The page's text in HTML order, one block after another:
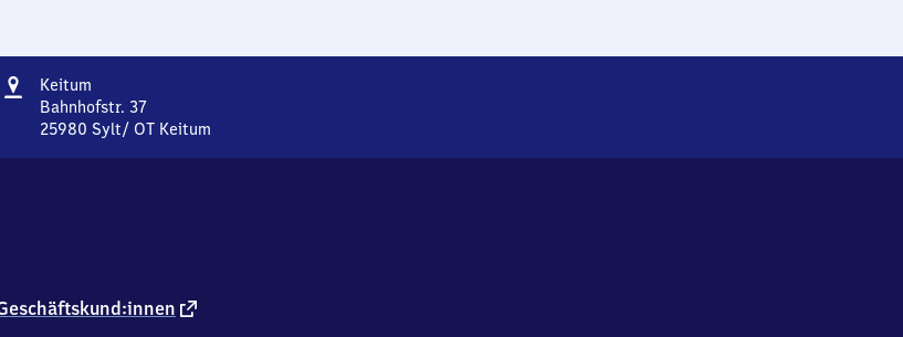
Adresse
Keitum
Bahnhofstr. 37
25980 Sylt/ OT Keitum
0
externer